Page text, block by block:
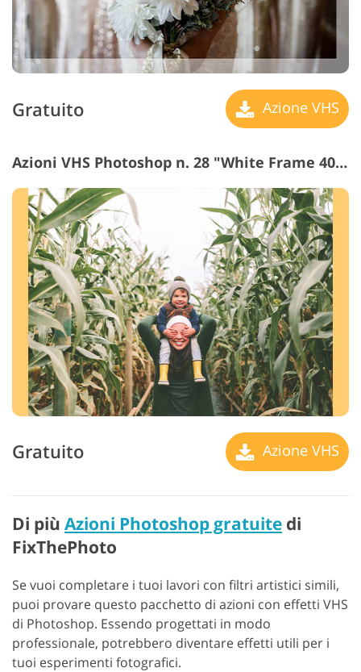
Gratuito Azione VHS
Azioni VHS Photoshop n. 28 "White Frame 40 px"
Gratuito Azione VHS
Di più Azioni Photoshop gratuite di
FixThePhoto
Se vuoi completare i tuoi lavori con filtri artistici simili,
puoi provare questo pacchetto di azioni con effetti VHS
di Photoshop. Essendo progettati in modo
professionale, potrebbero diventare effetti utili per i
tuoi esperimenti fotografici.